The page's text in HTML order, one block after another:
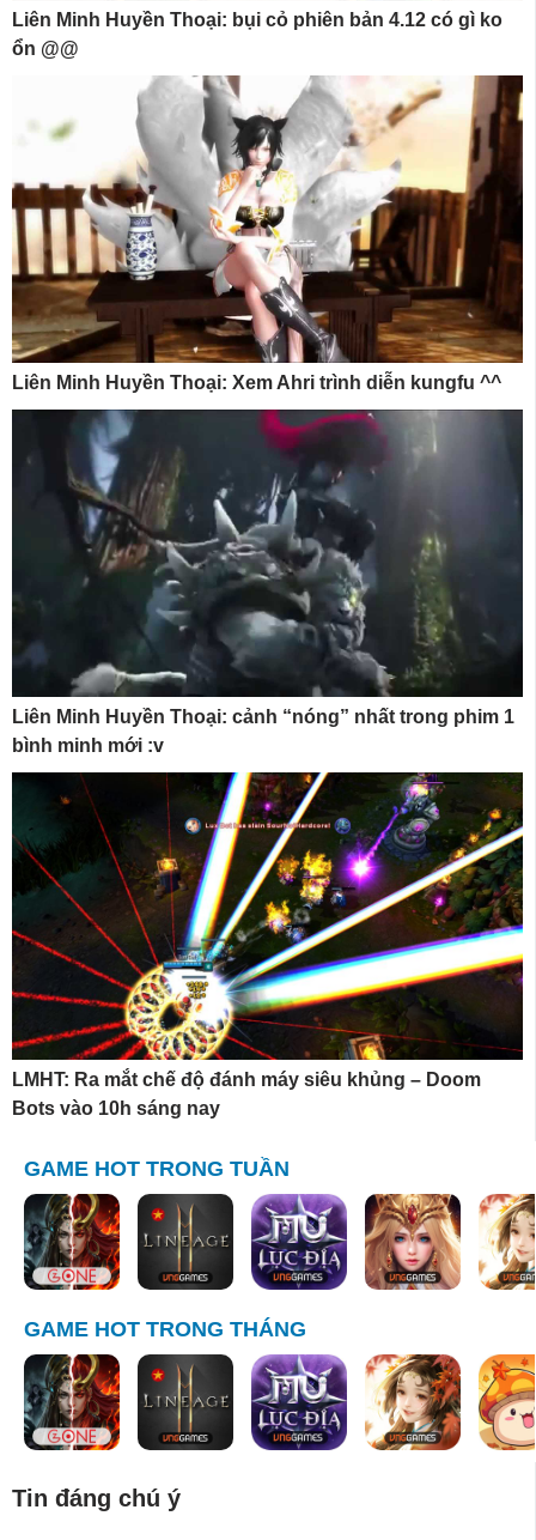
Liên Minh Huyền Thoại: bụi cỏ phiên bản 4.12 có gì ko
ổn @@
Liên Minh Huyền Thoại: Xem Ahri trình diễn kungfu ^^
Liên Minh Huyền Thoại: cảnh “nóng” nhất trong phim 1
bình minh mới :v
LMHT: Ra mắt chế độ đánh máy siêu khủng – Doom
Bots vào 10h sáng nay
GAME HOT TRONG TUẦN
GAME HOT TRONG THÁNG
Tin đáng chú ý